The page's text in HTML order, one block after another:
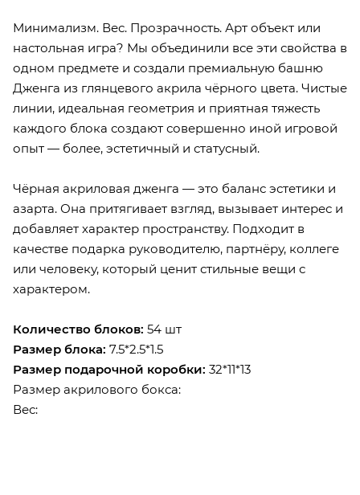
Минимализм. Вес. Прозрачность. Арт объект или
настольная игра? Мы объединили все эти свойства в
одном предмете и создали премиальную башню
Дженга из глянцевого акрила чёрного цвета. Чистые
линии, идеальная геометрия и приятная тяжесть
каждого блока создают совершенно иной игровой
опыт — более, эстетичный и статусный.
Чёрная акриловая дженга — это баланс эстетики и
азарта. Она притягивает взгляд, вызывает интерес и
добавляет характер пространству. Подходит в
качестве подарка руководителю, партнёру, коллеге
или человеку, который ценит стильные вещи с
характером.
Количество блоков: 54 шт
Размер блока: 7.5*2.5*1.5
Размер подарочной коробки: 32*11*13
Размер акрилового бокса:
Вес: